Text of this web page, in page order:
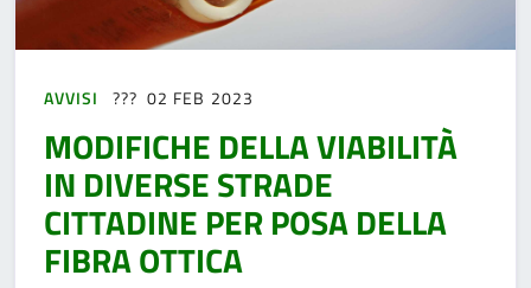
AVVISI 02 FEB 2023
MODIFICHE DELLA VIABILITÀ
IN DIVERSE STRADE
CITTADINE PER POSA DELLA
FIBRA OTTICA